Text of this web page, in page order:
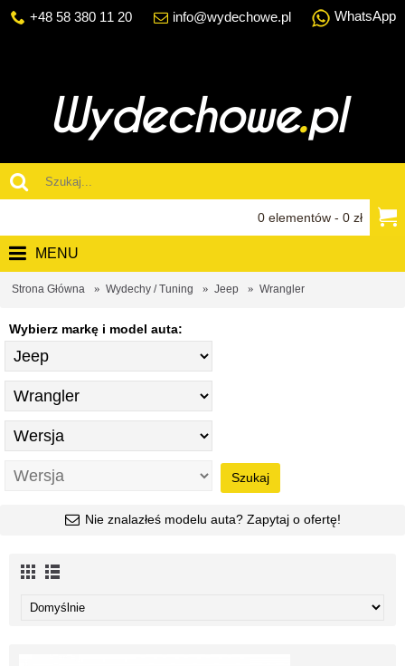
+48 58 380 11 20 info@wydechowe.pl WhatsApp
0 elementów - 0 zł
MENU
Strona Główna Wydechy / Tuning Jeep Wrangler
Wybierz markę i model auta:
Szukaj
Nie znalazłeś modelu auta? Zapytaj o ofertę!